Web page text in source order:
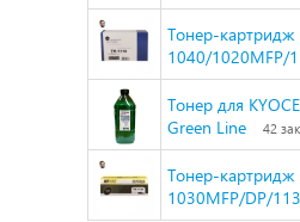
Тонер-картридж
1040/1020MFP/
Тонер для
Green Line
42
Тонер-картридж
1030MFP/DP/